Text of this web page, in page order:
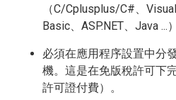
（C/Cplusplus/C#、
Basic、ASP.NET、Java ...）
必須在應用程序設置中分
機。這是在免版稅許可下
許可證付費）。